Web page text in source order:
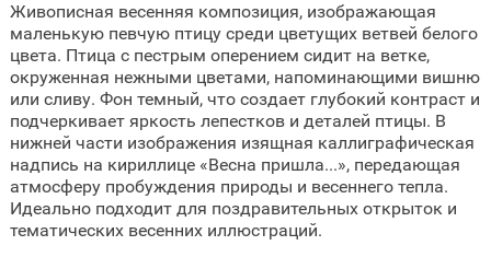
Живописная весенняя композиция, изображающая
маленькую певчую птицу среди цветущих ветвей белого
цвета. Птица с пестрым оперением сидит на ветке,
окруженная нежными цветами, напоминающими вишню
или сливу. Фон темный, что создает глубокий контраст и
подчеркивает яркость лепестков и деталей птицы. В
нижней части изображения изящная каллиграфическая
надпись на кириллице «Весна пришла...», передающая
атмосферу пробуждения природы и весеннего тепла.
Идеально подходит для поздравительных открыток и
тематических весенних иллюстраций.